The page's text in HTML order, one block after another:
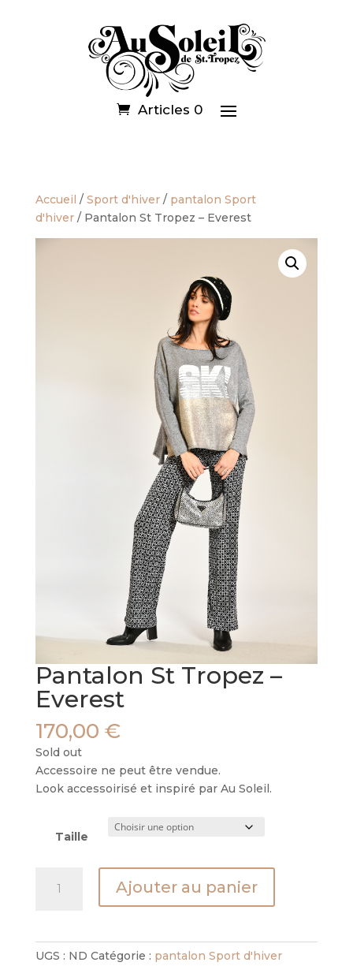
Articles 0
Accueil / Sport d'hiver/ pantalon Sport
d'hiver/ Pantalon St Tropez – Everest
Pantalon St Tropez –
Everest
170,00 €
Sold out
Accessoire ne peut être vendue.
Look accessoirisé et inspiré par Au Soleil.
Taille
Ajouter au panier
UGS : ND Catégorie : pantalon Sport d'hiver